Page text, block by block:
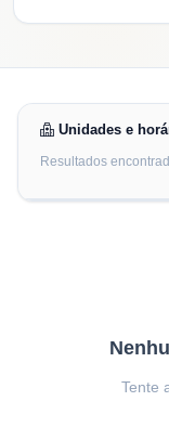
Unidades e
Resultados
Tente